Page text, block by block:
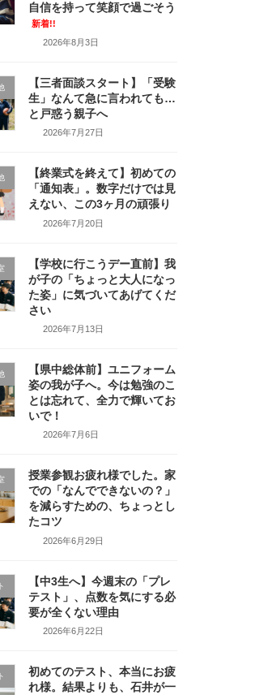
自信を持って笑顔で過ごそう
新着!!
2026年8月3日
【三者面談スタート】「受験
生」なんて急に言われても…
と戸惑う親子へ
2026年7月27日
【終業式を終えて】初めての
「通知表」。数字だけでは見
えない、この3ヶ月の頑張り
2026年7月20日
【学校に行こうデー直前】我
が子の「ちょっと大人になっ
た姿」に気づいてあげてくだ
さい
2026年7月13日
【県中総体前】ユニフォーム
姿の我が子へ。今は勉強のこ
とは忘れて、全力で輝いてお
いで！
2026年7月6日
授業参観お疲れ様でした。家
での「なんでできないの？」
を減らすための、ちょっとし
たコツ
2026年6月29日
【中3生へ】今週末の「プレ
テスト」、点数を気にする必
要が全くない理由
2026年6月22日
初めてのテスト、本当にお疲
れ様。結果よりも、石井が一